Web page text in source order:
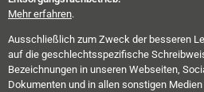
Mehr erfahren.
Ausschließlich zum Zweck der besseren
auf die geschlechtsspezifische
Bezeichnungen in unseren Webseiten,
Dokumenten und in allen sonstigen